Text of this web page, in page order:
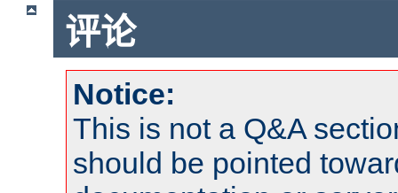
评论
Notice:
This is not a Q&A
should be pointed